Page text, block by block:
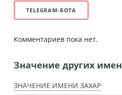
TELEGRAM-БОТА
Комментариев пока нет.
Значение других имен
ЗНАЧЕНИЕ ИМЕНИ ЗАХАР